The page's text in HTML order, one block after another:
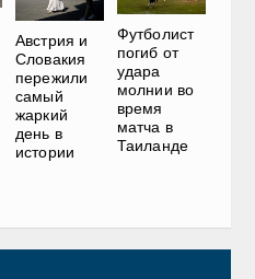
Австрия и
Словакия
пережили
самый
жаркий
день в
истории
Футболист
погиб от
удара
молнии во
время
матча в
Таиланде